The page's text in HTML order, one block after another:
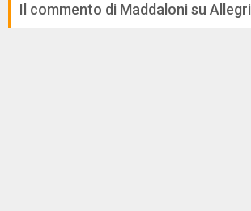
Il commento di Maddaloni su Allegri